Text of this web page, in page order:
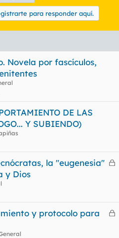
para responder aquí.
Novela por fascículos,
DE LAS
Y SUBIENDO)
C
a
d
la "eugenesia"
y Dios
C
y protocolo para